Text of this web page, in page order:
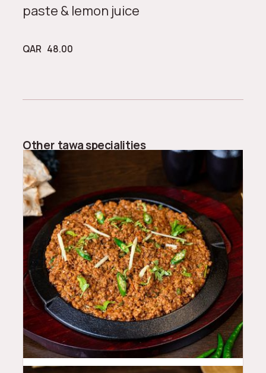
paste & lemon juice
QAR 48.00
Other tawa specialities
QAR 46